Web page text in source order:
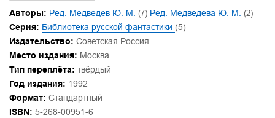
Авторы: Ред. Медведев Ю. М. (7) Ред. Медведева Ю. М. (2)
Серия: Библиотека русской фантастики (5)
Издательство: Советская Россия
Место издания: Москва
Тип переплёта: твёрдый
Год издания: 1992
Формат: Стандартный
ISBN: 5-268-00951-6